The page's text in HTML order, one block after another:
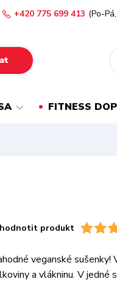
+420 775 699 413 (Po-
FITNESS
produkt
veganské sušenky!
a vlákninu. V